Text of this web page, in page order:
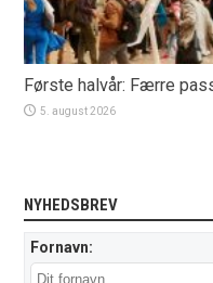
Første halvår: Færre
5. august 2026
NYHEDSBREV
Fornavn: